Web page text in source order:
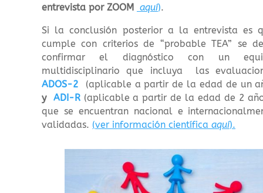
entrevista por ZOOM aquí).
Si la conclusión posterior a la entrevista es
cumple con criterios de “probable TEA” se
confirmar el diagnóstico con un
multidisciplinario que incluya las
ADOS-2
(aplicable a partir de la edad de un
y ADI-R(aplicable a partir de la edad de 2
que se encuentran nacional e
validadas. (ver información científica aquí).